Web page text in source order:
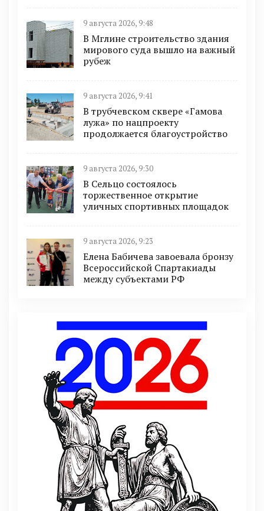
9 августа 2026, 9:48
В Мглине строительство здания
мирового суда вышло на важный
рубеж
9 августа 2026, 9:41
В трубчевском сквере «Гамова
лужа» по нацпроекту
продолжается благоустройство
9 августа 2026, 9:30
В Сельцо состоялось
торжественное открытие
уличных спортивных площадок
9 августа 2026, 9:23
Елена Бабичева завоевала бронзу
Всероссийской Спартакиады
между субъектами РФ